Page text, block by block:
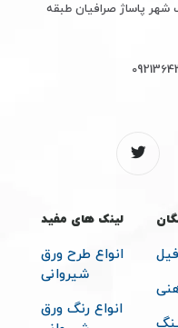
شهر پاساژ صرافیان طبقه
لینک های مفید
انواع طرح ورق
شیروانی
انواع رنگ ورق